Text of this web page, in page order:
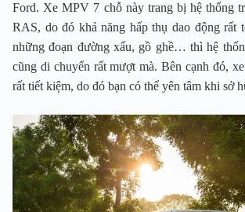
Ford. Xe MPV 7 chỗ này trang bị hệ thống
RAS, do đó khả năng hấp thụ dao động rất
những đoạn đường xấu, gồ ghề… thì hệ
cũng di chuyển rất mượt mà. Bên cạnh đó,
rất tiết kiệm, do đó bạn có thể yên tâm khi sở